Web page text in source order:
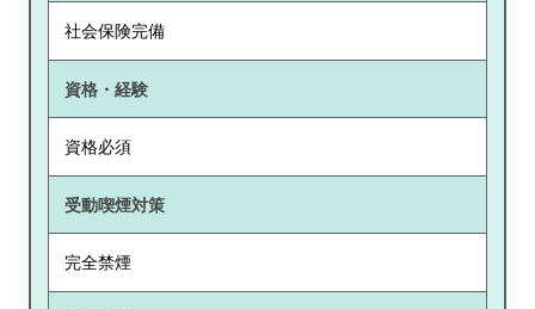
社会保険完備
資格・経験
資格必須
受動喫煙対策
完全禁煙